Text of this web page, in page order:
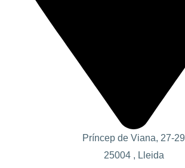
Príncep de Viana, 27-29
25004 , Lleida